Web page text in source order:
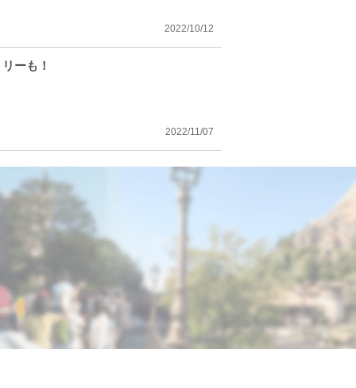
2022/10/12
ーも！
2022/11/07